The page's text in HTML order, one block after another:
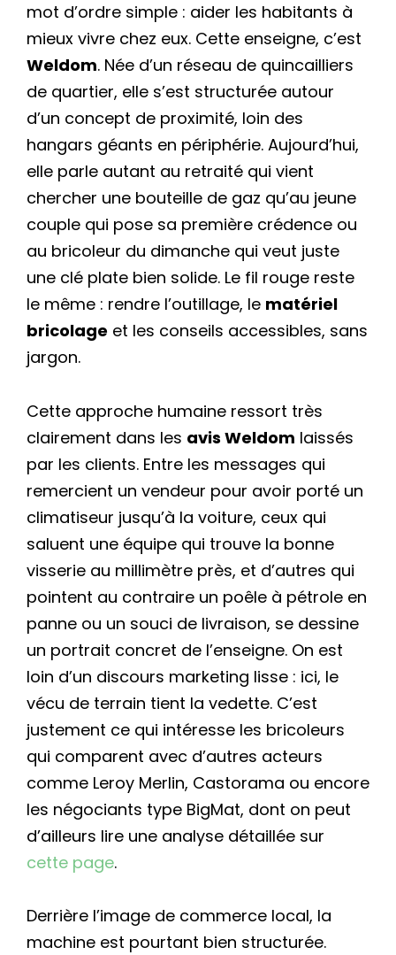
mot d’ordre simple : aider les habitants à
mieux vivre chez eux. Cette enseigne, c’est
Weldom. Née d’un réseau de quincailliers
de quartier, elle s’est structurée autour
d’un concept de proximité, loin des
hangars géants en périphérie. Aujourd’hui,
elle parle autant au retraité qui vient
chercher une bouteille de gaz qu’au jeune
couple qui pose sa première crédence ou
au bricoleur du dimanche qui veut juste
une clé plate bien solide. Le fil rouge reste
le même : rendre l’outillage, le matériel
bricolage et les conseils accessibles, sans
jargon.
Cette approche humaine ressort très
clairement dans les avis Weldom laissés
par les clients. Entre les messages qui
remercient un vendeur pour avoir porté un
climatiseur jusqu’à la voiture, ceux qui
saluent une équipe qui trouve la bonne
visserie au millimètre près, et d’autres qui
pointent au contraire un poêle à pétrole en
panne ou un souci de livraison, se dessine
un portrait concret de l’enseigne. On est
loin d’un discours marketing lisse : ici, le
vécu de terrain tient la vedette. C’est
justement ce qui intéresse les bricoleurs
qui comparent avec d’autres acteurs
comme Leroy Merlin, Castorama ou encore
les négociants type BigMat, dont on peut
d’ailleurs lire une analyse détaillée sur
cette page.
Derrière l’image de commerce local, la
machine est pourtant bien structurée.